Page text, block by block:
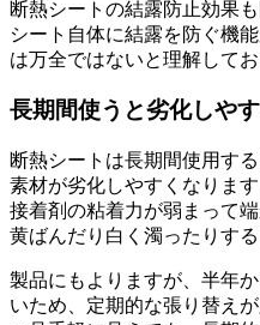
断熱シートの結露防止効果
シート自体に結露を防ぐ機
は万全ではないと理解して
長期間使うと劣化しや
断熱シートは長期間使用す
素材が劣化しやすくなります
接着剤の粘着力が弱まって
黄ばんだり白く濁ったりす
製品にもよりますが、半年
いため、定期的な張り替えが